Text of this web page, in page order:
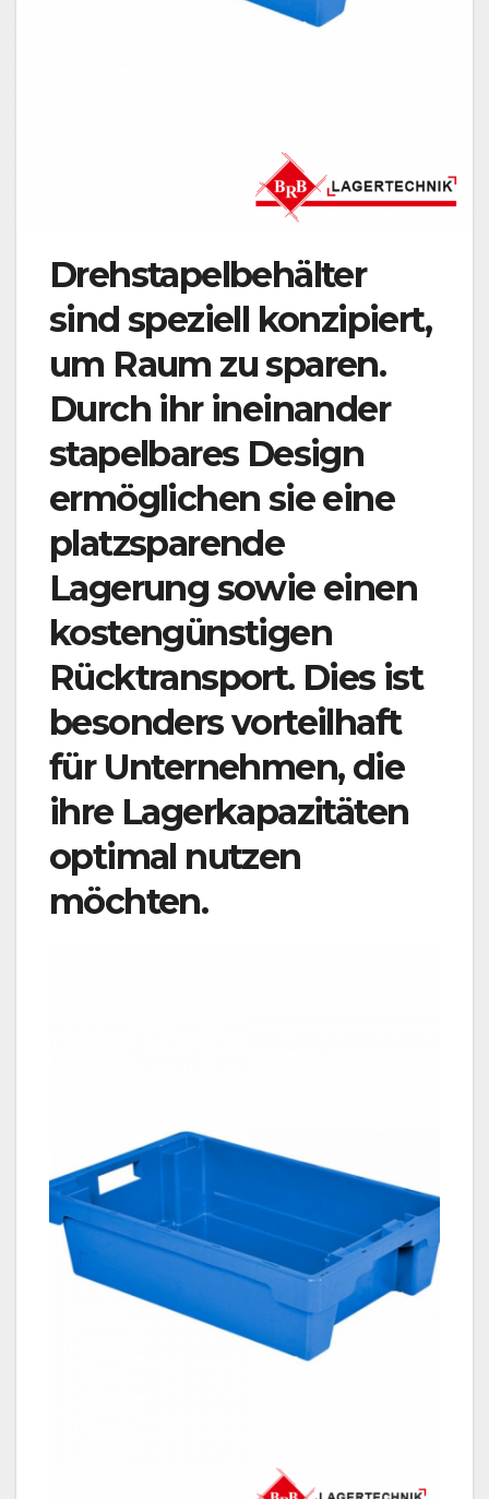
Drehstapelbehälter
sind speziell konzipiert,
um Raum zu sparen.
Durch ihr ineinander
stapelbares Design
ermöglichen sie eine
platzsparende
Lagerung sowie einen
kostengünstigen
Rücktransport. Dies ist
besonders vorteilhaft
für Unternehmen, die
ihre Lagerkapazitäten
optimal nutzen
möchten.